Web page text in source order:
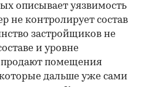
описывает уязвимость
не контролирует состав
застройщиков не
и уровне
продают помещения
дальше уже сами